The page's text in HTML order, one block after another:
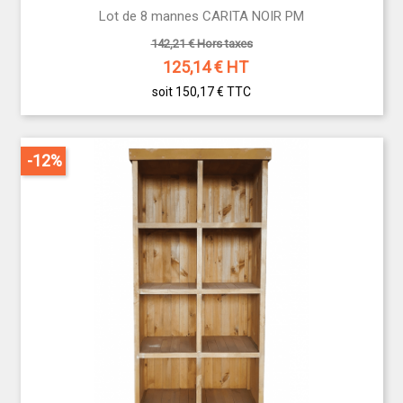
Lot de 8 mannes CARITA NOIR PM
142,21 € Hors taxes
125,14€ HT
soit 150,17 € TTC
-12%